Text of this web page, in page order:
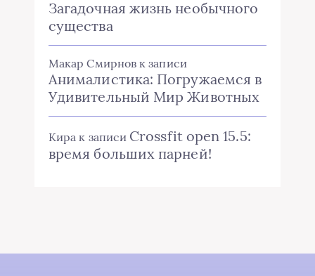
Загадочная жизнь необычного
существа
Макар Смирнов к записи
Анималистика: Погружаемся в
Удивительный Мир Животных
Кира к записи Crossfit open 15.5:
время больших парней!